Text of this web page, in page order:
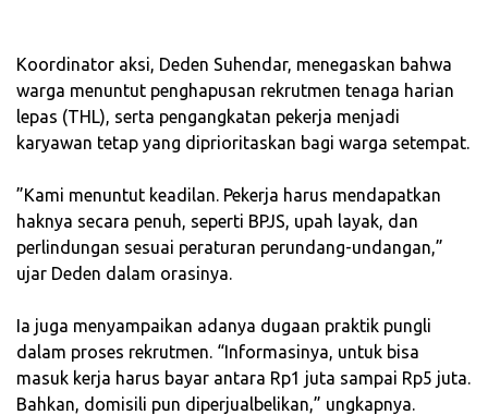
‎Koordinator aksi, Deden Suhendar, menegaskan bahwa
warga menuntut penghapusan rekrutmen tenaga harian
lepas (THL), serta pengangkatan pekerja menjadi
karyawan tetap yang diprioritaskan bagi warga setempat.
‎”Kami menuntut keadilan. Pekerja harus mendapatkan
haknya secara penuh, seperti BPJS, upah layak, dan
perlindungan sesuai peraturan perundang-undangan,”
ujar Deden dalam orasinya.
‎Ia juga menyampaikan adanya dugaan praktik pungli
dalam proses rekrutmen. “Informasinya, untuk bisa
masuk kerja harus bayar antara Rp1 juta sampai Rp5 juta.
Bahkan, domisili pun diperjualbelikan,” ungkapnya.